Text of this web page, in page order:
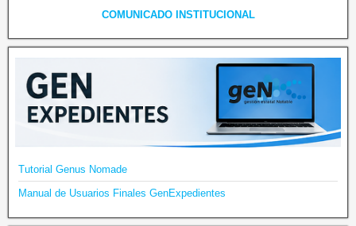
COMUNICADO INSTITUCIONAL
Tutorial Genus Nomade
Manual de Usuarios Finales GenExpedientes